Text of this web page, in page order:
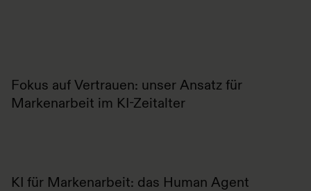
Fokus auf Vertrauen: unser Ansatz für
Markenarbeit im KI-Zeitalter
KI für Markenarbeit: das Human Agent